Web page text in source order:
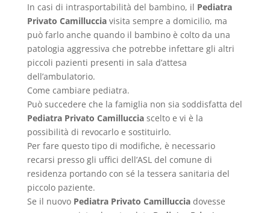
In casi di intrasportabilità del bambino, il Pediatra
Privato Camillucciavisita sempre a domicilio, ma
può farlo anche quando il bambino è colto da una
patologia aggressiva che potrebbe infettare gli altri
piccoli pazienti presenti in sala d’attesa
dell’ambulatorio.
Come cambiare pediatra.
Può succedere che la famiglia non sia soddisfatta del
Pediatra Privato Camillucciascelto e vi è la
possibilità di revocarlo e sostituirlo.
Per fare questo tipo di modifiche, è necessario
recarsi presso gli uffici dell’ASL del comune di
residenza portando con sé la tessera sanitaria del
piccolo paziente.
Se il nuovo Pediatra Privato Camillucciadovesse